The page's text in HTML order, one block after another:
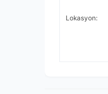
Lokasyon: